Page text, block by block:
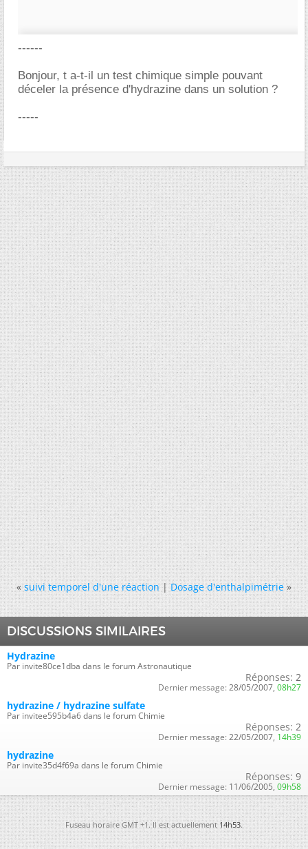
------
Bonjour, t a-t-il un test chimique simple pouvant
déceler la présence d'hydrazine dans un solution ?
-----
« suivi temporel d'une réaction|Dosage d'enthalpimétrie »
DISCUSSIONS SIMILAIRES
Hydrazine
Par invite80ce1dba dans le forum Astronautique
Réponses: 2
Dernier message: 28/05/2007, 08h27
hydrazine / hydrazine sulfate
Par invitee595b4a6 dans le forum Chimie
Réponses: 2
Dernier message: 22/05/2007, 14h39
hydrazine
Par invite35d4f69a dans le forum Chimie
Réponses: 9
Dernier message: 11/06/2005, 09h58
Fuseau horaire GMT +1. Il est actuellement14h53.